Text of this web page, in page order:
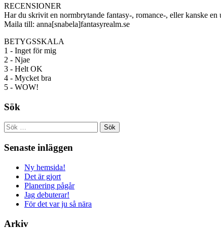
RECENSIONER
Har du skrivit en normbrytande fantasy-, romance-, eller kanske
Maila till: anna[snabela]fantasyrealm.se
BETYGSSKALA
1 - Inget för mig
2 - Njae
3 - Helt OK
4 - Mycket bra
5 - WOW!
Sök
Sök
efter:
Senaste inläggen
Ny hemsida!
Det är gjort
Planering pågår
Jag debuterar!
För det var ju så nära
Arkiv